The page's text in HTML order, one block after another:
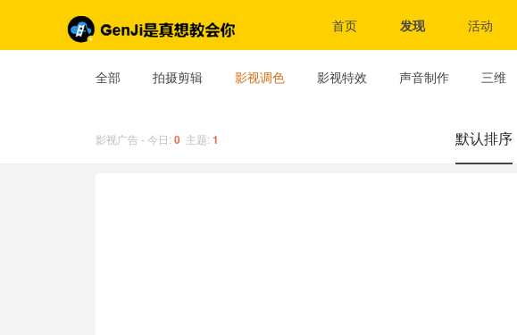
首页 发现 活动
全部 拍摄剪辑 影视调色 影视特效 声音制作 三维
影视广告 - 今日: 0 主题: 1 默认排序